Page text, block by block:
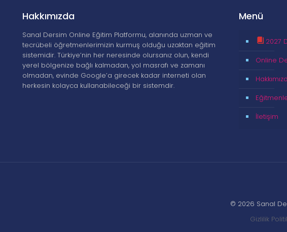
Hakkımızda
Sanal Dersim Online Eğitim Platformu, alanında uzman ve
tecrübeli öğretmenlerimizin kurmuş olduğu uzaktan eğitim
sistemidir. Türkiye’nin her neresinde olursanız olun, kendi
yerel bölgenize bağlı kalmadan, yol masrafı ve zamanı
olmadan, evinde Google’a girecek kadar interneti olan
herkesin kolayca kullanabileceği bir sistemdir.
Menü
2027
Online
İletişim
© 2026 Sanal
Gizlilik